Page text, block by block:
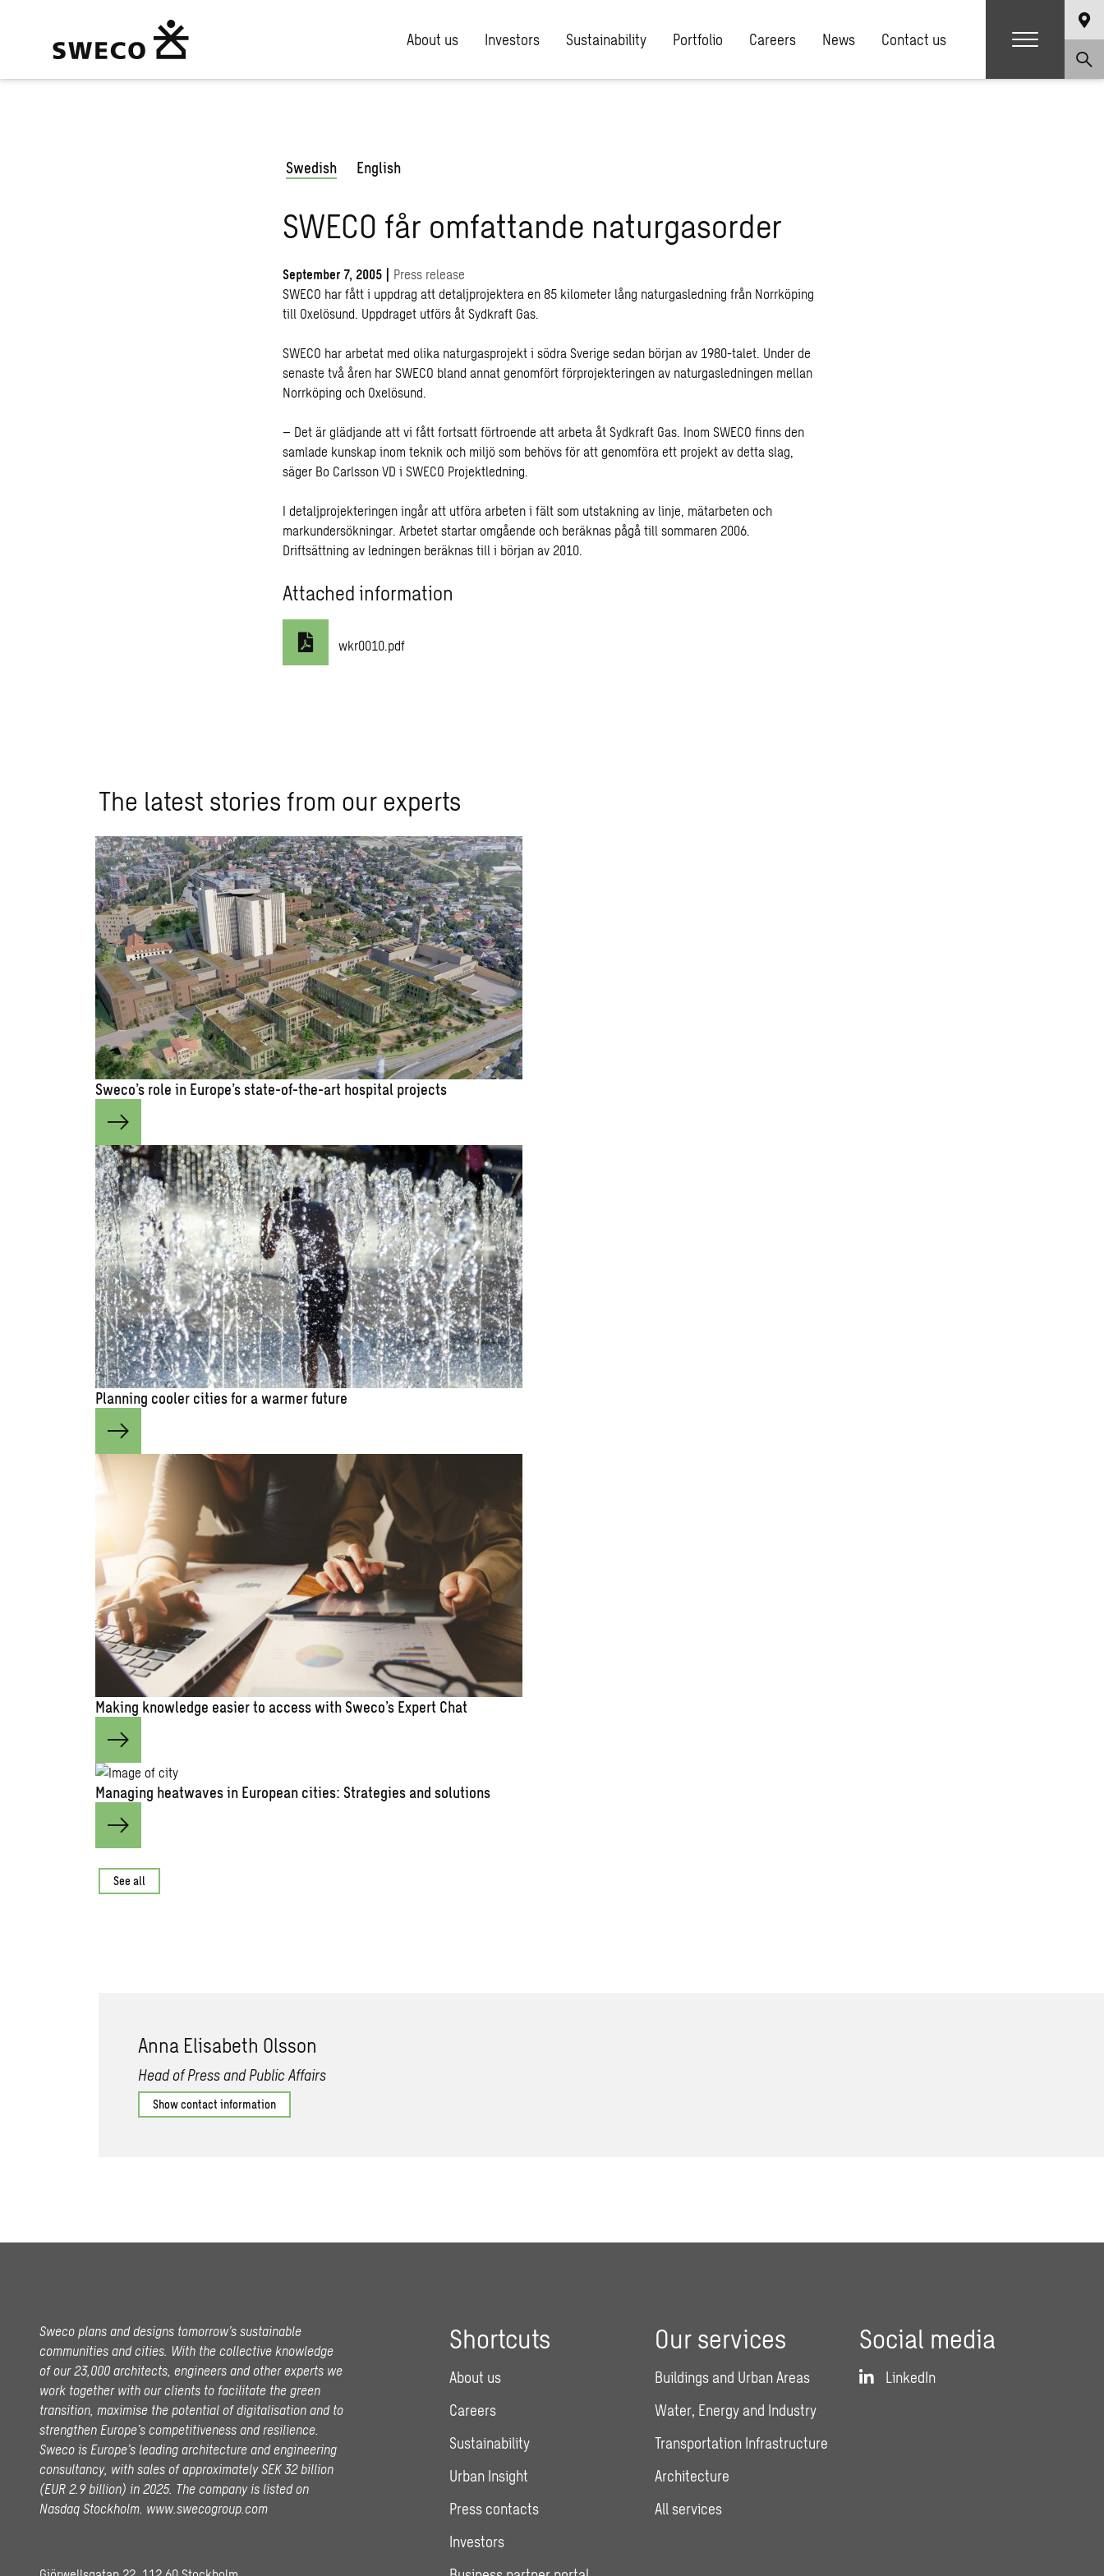
About us Investors Sustainability Portfolio Careers News Contact us
Swedish English
SWECO får omfattande naturgasorder
September 7, 2005 | Press release
SWECO har fått i uppdrag att detaljprojektera en 85 kilometer lång naturgasledning från Norrköping
till Oxelösund. Uppdraget utförs åt Sydkraft Gas.
SWECO har arbetat med olika naturgasprojekt i södra Sverige sedan början av 1980-talet. Under de
senaste två åren har SWECO bland annat genomfört förprojekteringen av naturgasledningen mellan
Norrköping och Oxelösund.
– Det är glädjande att vi fått fortsatt förtroende att arbeta åt Sydkraft Gas. Inom SWECO finns den
samlade kunskap inom teknik och miljö som behövs för att genomföra ett projekt av detta slag,
säger Bo Carlsson VD i SWECO Projektledning.
I detaljprojekteringen ingår att utföra arbeten i fält som utstakning av linje, mätarbeten och
markundersökningar. Arbetet startar omgående och beräknas pågå till sommaren 2006.
Driftsättning av ledningen beräknas till i början av 2010.
Attached information
wkr0010.pdf
The latest stories from our experts
Sweco’s role in Europe’s state-of-the-art hospital projects
Planning cooler cities for a warmer future
Making knowledge easier to access with Sweco’s Expert Chat
Managing heatwaves in European cities: Strategies and solutions
See all
Anna Elisabeth Olsson
Head of Press and Public Affairs
Show contact information
Sweco plans and designs tomorrow’s sustainable
communities and cities. With the collective knowledge
of our 23,000 architects, engineers and other experts we
work together with our clients to facilitate the green
transition, maximise the potential of digitalisation and to
strengthen Europe’s competitiveness and resilience.
Sweco is Europe’s leading architecture and engineering
consultancy, with sales of approximately SEK 32 billion
(EUR 2.9 billion) in 2025. The company is listed on
Nasdaq Stockholm. www.swecogroup.com
Shortcuts
About us
Careers
Sustainability
Urban Insight
Press contacts
Investors
Our services
Buildings and Urban Areas
Water, Energy and Industry
Transportation Infrastructure
Architecture
All services
Social media
LinkedIn